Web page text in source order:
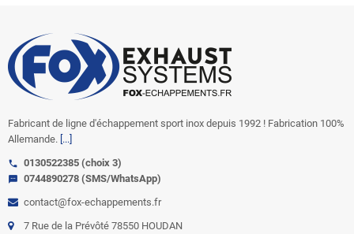
Fabricant de ligne d'échappement sport inox depuis 1992 ! Fabrication 100%
Allemande. [...]
call 0130522385 (choix 3)
sms
0744890278 (SMS/WhatsApp)
contact@fox-echappements.fr
7 Rue de la Prévôté 78550 HOUDAN